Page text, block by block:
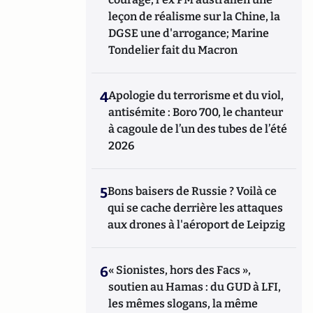
leçon de réalisme sur la Chine, la
DGSE une d'arrogance; Marine
Tondelier fait du Macron
4Apologie du terrorisme et du viol,
antisémite : Boro 700, le chanteur
à cagoule de l’un des tubes de l’été
2026
5Bons baisers de Russie ? Voilà ce
qui se cache derrière les attaques
aux drones à l'aéroport de Leipzig
6« Sionistes, hors des Facs »,
soutien au Hamas : du GUD à LFI,
les mêmes slogans, la même